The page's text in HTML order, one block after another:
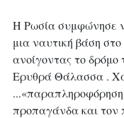
Η Ρωσία συμφώνησε
μια ναυτική βάση
ανοίγοντας το δρόμο
Ερυθρά Θάλασσα .
προπαγάνδα και τον